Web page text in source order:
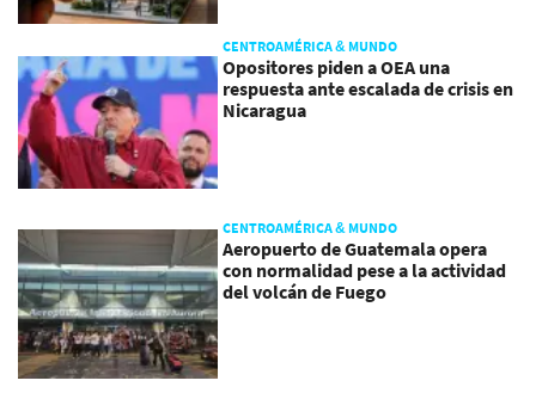
CENTROAMÉRICA & MUNDO
Opositores piden a OEA una
respuesta ante escalada de crisis en
Nicaragua
CENTROAMÉRICA & MUNDO
Aeropuerto de Guatemala opera
con normalidad pese a la actividad
del volcán de Fuego